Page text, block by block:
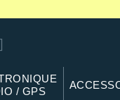
/ GPS